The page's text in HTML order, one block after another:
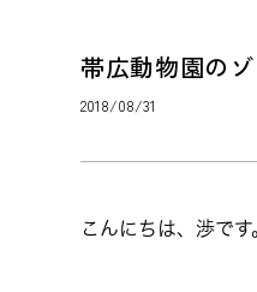
帯広動物園の
2018/08/31
こんにちは、渉です